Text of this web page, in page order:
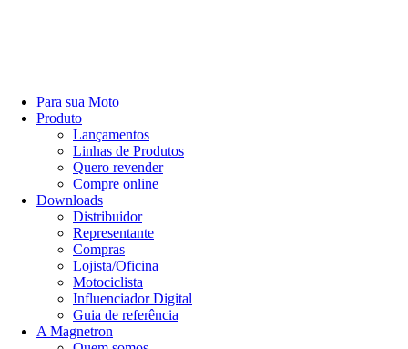
Para sua Moto
Produto
Lançamentos
Linhas de Produtos
Quero revender
Compre online
Downloads
Distribuidor
Representante
Compras
Lojista/Oficina
Motociclista
Influenciador Digital
Guia de referência
A Magnetron